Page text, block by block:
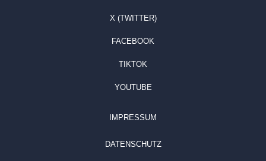
X (TWITTER)
FACEBOOK
TIKTOK
YOUTUBE
IMPRESSUM
DATENSCHUTZ